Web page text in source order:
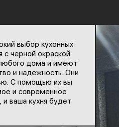
НАШИ УСЛУГИ
СПРАВОЧНЫЙ РАЗДЕЛ
ПАРТНЕРЫ
выбор кухонных
с черной окраской.
дома и имеют
и надежность. Они
С помощью их вы
и современное
и ваша кухня будет